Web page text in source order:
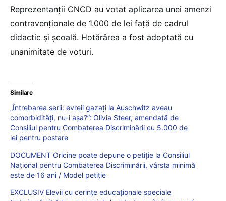
Reprezentanţii CNCD au votat aplicarea unei amenzi
contravenţionale de 1.000 de lei faţă de cadrul
didactic şi şcoală. Hotărârea a fost adoptată cu
unanimitate de voturi.
Similare
„Întrebarea serii: evreii gazați la Auschwitz aveau
comorbidități, nu-i așa?”: Olivia Steer, amendată de
Consiliul pentru Combaterea Discriminării cu 5.000 de
lei pentru postare
DOCUMENT Oricine poate depune o petiție la Consiliul
Național pentru Combaterea Discriminării, vârsta minimă
este de 16 ani / Model petiție
EXCLUSIV Elevii cu cerințe educaționale speciale